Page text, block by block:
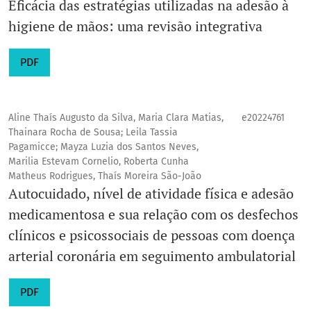
Eficácia das estratégias utilizadas na adesão à
higiene de mãos: uma revisão integrativa
PDF
Aline Thaís Augusto da Silva, Maria Clara Matias,
Thainara Rocha de Sousa; Leila Tassia
Pagamicce; Mayza Luzia dos Santos Neves,
Marilia Estevam Cornelio, Roberta Cunha
Matheus Rodrigues, Thaís Moreira São-João
e20224761
Autocuidado, nível de atividade física e adesão
medicamentosa e sua relação com os desfechos
clínicos e psicossociais de pessoas com doença
arterial coronária em seguimento ambulatorial
PDF